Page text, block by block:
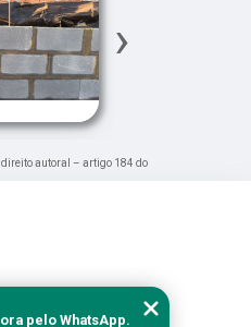
›
direito autoral – artigo 184 do
pelo WhatsApp.